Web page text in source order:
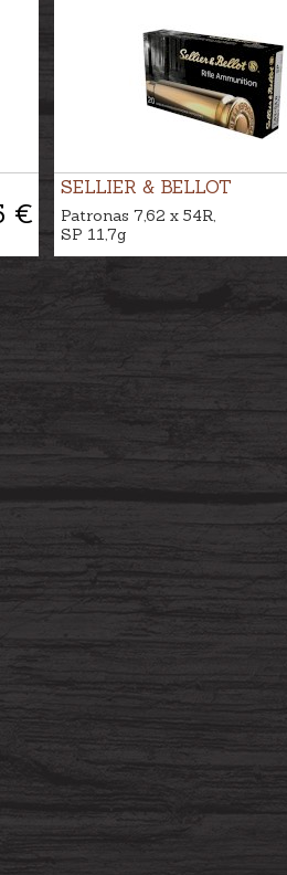
€
SELLIER & BELLOT
Patronas 7,62 x 54R,
SP 11,7g